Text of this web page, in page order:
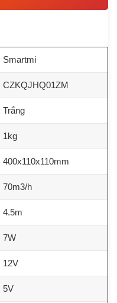
Smartmi
CZKQJHQ01ZM
Trắng
1kg
400x110x110mm
70m3/h
4.5m
7W
12V
5V